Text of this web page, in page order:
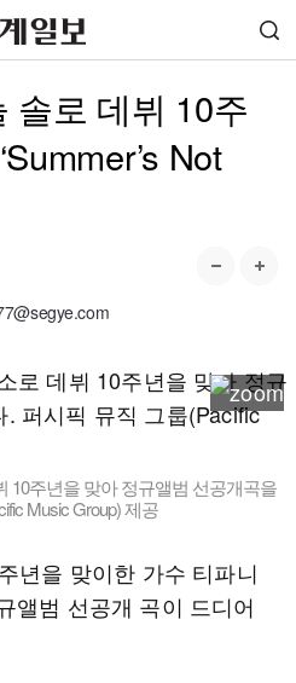
솔로 데뷔 10주
Not
10주년을 맞아 정규앨범 선공개곡을
Music Group) 제공
년을 맞이한 가수 티파니
앨범 선공개 곡이 드디어